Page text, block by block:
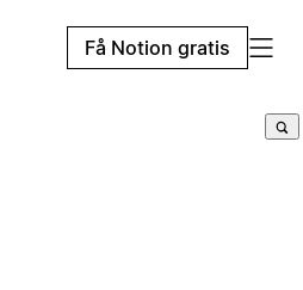
Få Notion gratis